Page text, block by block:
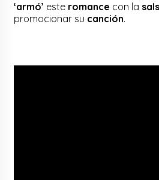
‘armó’ este romance con la
promocionar su canción.